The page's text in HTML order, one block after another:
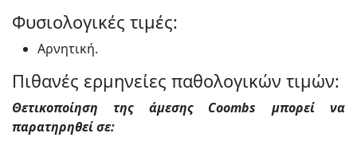
Φυσιολογικές τιμές:
Αρνητική.
Πιθανές ερμηνείες παθολογικών τιμών:
Θετικοποίηση της άμεσης Coombs μπορεί να
παρατηρηθεί σε: